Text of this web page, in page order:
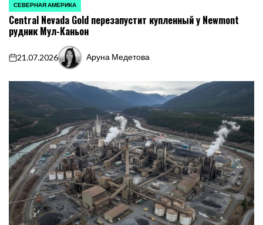
ОПУБЛИКОВАНО
В
СЕВЕРНАЯ АМЕРИКА
Central Nevada Gold перезапустит купленный у Newmont
рудник Мул-Каньон
on
21.07.2026
Запись
Аруна Медетова